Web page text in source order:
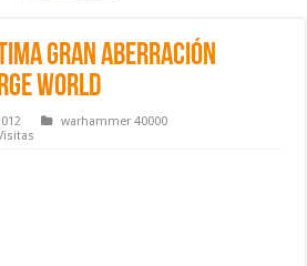
gran aberración
World
warhammer 40000